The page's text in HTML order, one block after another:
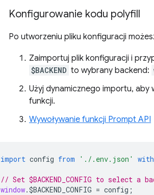
Konfigurowanie kodu polyfill
Po utworzeniu pliku konfiguracji
Zaimportuj plik konfiguracji i
$BACKEND to wybrany backend:
Użyj dynamicznego importu,
funkcji.
Wywoływanie funkcji Prompt API
import config from './.env.json' with
// Set $BACKEND_CONFIG to select a
window.$BACKEND_CONFIG = config ;